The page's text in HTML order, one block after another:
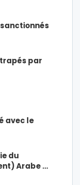
par
avec le
du
Arabe …